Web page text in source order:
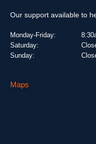
Our support available to
Monday-Friday:
Saturday:
Sunday:
Maps